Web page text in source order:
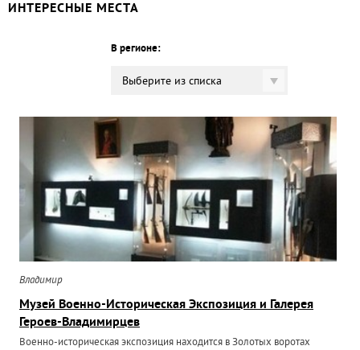
ИНТЕРЕСНЫЕ МЕСТА
В регионе:
Выберите из списка
Владимир
Музей Военно-Историческая Экспозиция и Галерея
Героев-Владимирцев
Военно-историческая экспозиция находится в Золотых воротах